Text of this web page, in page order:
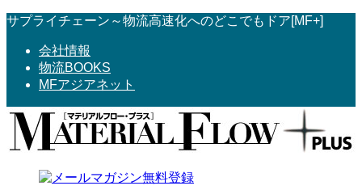
コ
へ
ス
ナ
ョ
ン
サプライチェーン～物流高速化へのどこでもドア[MF+]
会社情報
物流BOOKS
MFアジアネット